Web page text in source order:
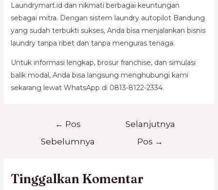
Laundrymart.id dan nikmati berbagai keuntungan
sebagai mitra. Dengan sistem laundry autopilot Bandung
yang sudah terbukti sukses, Anda bisa menjalankan bisnis
laundry tanpa ribet dan tanpa menguras tenaga.
Untuk informasi lengkap, brosur franchise, dan simulasi
balik modal, Anda bisa langsung menghubungi kami
sekarang lewat WhatsApp di 0813-8122-2334.
← Pos
Sebelumnya
Selanjutnya
Pos →
Tinggalkan Komentar